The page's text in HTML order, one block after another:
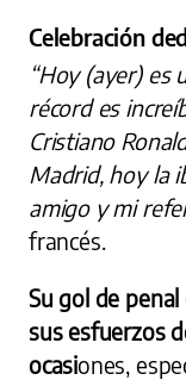
Celebración
“Hoy (ayer) es
récord es
Cristiano
Madrid, hoy la
amigo y mi
francés.
Su gol de
sus esfuerzos
ocasiones,